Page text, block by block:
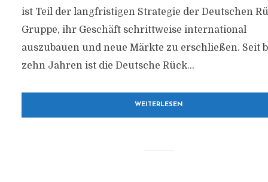
ist Teil der langfristigen Strategie der Deutschen
Gruppe, ihr Geschäft schrittweise international
auszubauen und neue Märkte zu erschließen. Seit
zehn Jahren ist die Deutsche Rück...
WEITERLESEN